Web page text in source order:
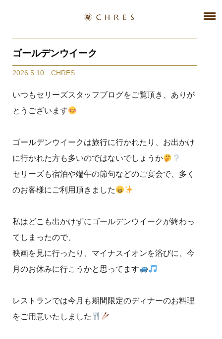
ゴールデンウイーク
2026.5.10 CHRES
いつもセリーズスタッフブログをご覧頂き、ありが
とうございます
ゴールデンウイークは旅行に行かれたり、お出かけ
に行かれた方も多いのではないでしょうか
セリーズも宿泊や端午の節句などのご宴会で、多く
のお客様にご利用頂きました
私はどこも出かけずにゴールデンウイークが終わっ
てしまったので、
映画を見に行ったり、マイナスイオンを浴びに、今
月のお休みに行こうかと思ってます
レストランでは今月も期間限定のディナーのお料理
をご用意いたしました